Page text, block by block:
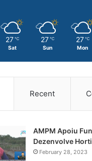
27 ℃
Sat
27 ℃
Sun
27 ℃
Mon
Recent
AMPM Apoiu
Dezenvolve
February 28, 2023